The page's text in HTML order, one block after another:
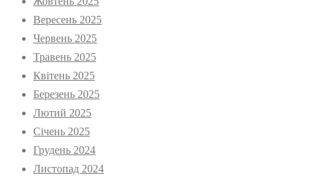
Вересень 2025
Червень 2025
Травень 2025
Квітень 2025
Березень 2025
Лютий 2025
Січень 2025
Грудень 2024
Листопад 2024